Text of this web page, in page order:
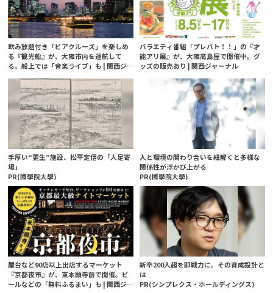
飲み放題付き「ビアクルーズ」を楽しめ
る『観光船』が、大阪市内を運航して
る。船上では「音楽ライブ」も | 関西ジ
バラエティ番組「プレバト！！」の『才
能アリ展』が、大阪高島屋で開催中。グ
ッズの販売あり | 関西ジャーナル
手厚い“更生”施設、松平定信の「人足寄
場」
PR(國學院大學)
人と環境の関わり合いを紐解くと多様な
関係性が浮かび上がる
PR(國學院大學)
屋台など90店以上出店するマーケット
『京都夜市』が、東本願寺前で開催。ビ
ールなどの「無料ふるまい」も | 関西ジ
新卒200人超を即戦力に。その育成設計と
は
PR(シンプレクス・ホールディングス)